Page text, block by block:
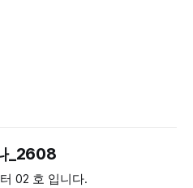
_2608
02 호 입니다.